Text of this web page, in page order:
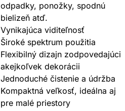
odpadky, ponožky, spodnú
bielizeň atď.
Vynikajúca viditeľnosť
Široké spektrum použitia
Flexibilný dizajn zodpovedajúci
akejkoľvek dekorácii
Jednoduché čistenie a údržba
Kompaktná veľkosť, ideálna aj
pre malé priestory